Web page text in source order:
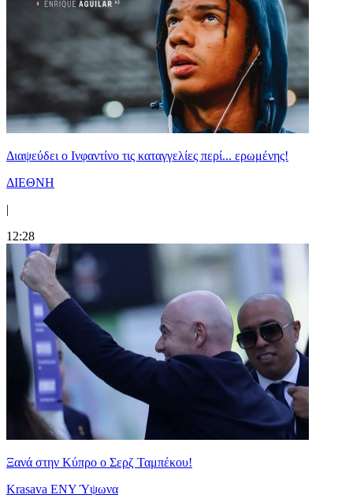
Διαψεύδει ο Ινφαντίνο τις καταγγελίες περί... ερωμένης!
ΔΙΕΘΝΗ
|
12:28
Ξανά στην Κύπρο ο Σερζ Ταμπέκου!
Krasava ENY Ύψωνα